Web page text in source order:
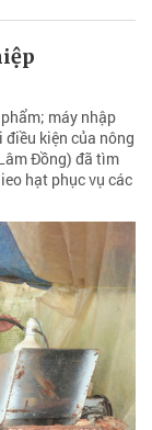
máy nhập
kiện của nông
Đồng) đã tìm
hạt phục vụ các